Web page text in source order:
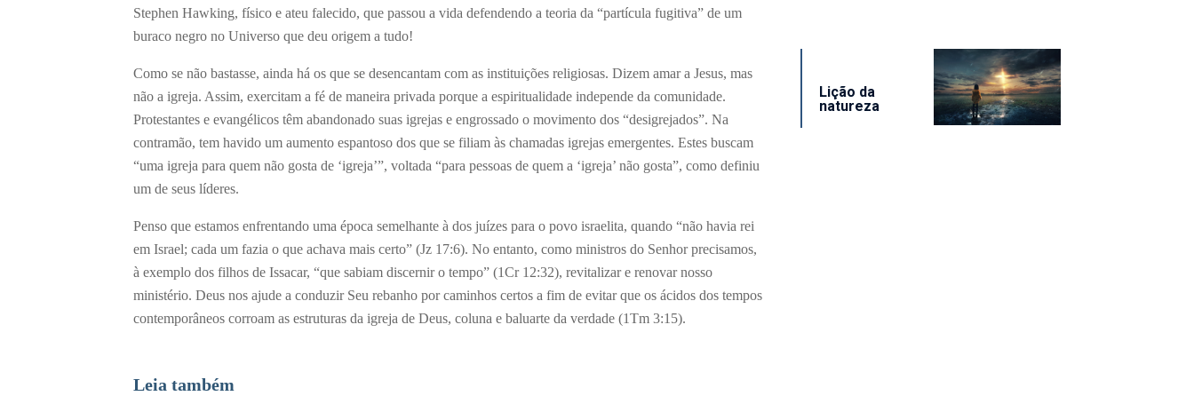
Stephen Hawking, físico e ateu falecido, que passou a vida defendendo a teoria da “partícula fugitiva” de um
buraco negro no Universo que deu origem a tudo!
Como se não bastasse, ainda há os que se desencantam com as instituições religiosas. Dizem amar a Jesus, mas
não a igreja. Assim, exercitam a fé de maneira privada porque a espiritualidade independe da comunidade.
Protestantes e evangélicos têm abandonado suas igrejas e engrossado o movimento dos “desigrejados”. Na
contramão, tem havido um aumento espantoso dos que se filiam às chamadas igrejas emergentes. Estes buscam
“uma igreja para quem não gosta de ‘igreja’”, voltada “para pessoas de quem a ‘igreja’ não gosta”, como definiu
um de seus líderes.
Penso que estamos enfrentando uma época semelhante à dos juízes para o povo israelita, quando “não havia rei
em Israel; cada um fazia o que achava mais certo” (Jz 17:6). No entanto, como ministros do Senhor precisamos,
à exemplo dos filhos de Issacar, “que sabiam discernir o tempo” (1Cr 12:32), revitalizar e renovar nosso
ministério. Deus nos ajude a conduzir Seu rebanho por caminhos certos a fim de evitar que os ácidos dos tempos
contemporâneos corroam as estruturas da igreja de Deus, coluna e baluarte da verdade (1Tm 3:15).
Leia também
Lição da
natureza